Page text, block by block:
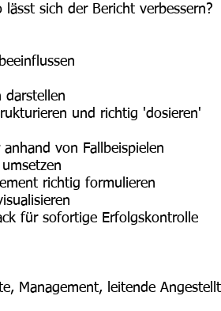
sich der Bericht verbessern?
und richtig 'dosieren'
von Fallbeispielen
richtig formulieren
für sofortige Erfolgskontrolle
Management, leitende